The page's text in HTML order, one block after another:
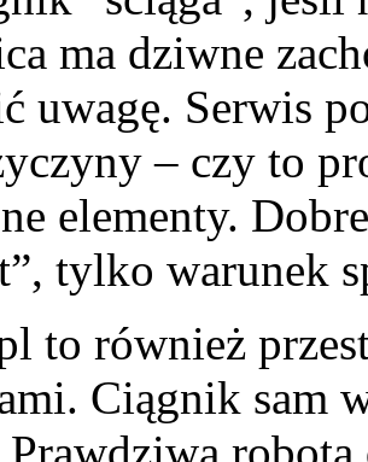
ma dziwne
uwagę. Serwis
– czy to
elementy.
tylko warunek
to również
Ciągnik sam